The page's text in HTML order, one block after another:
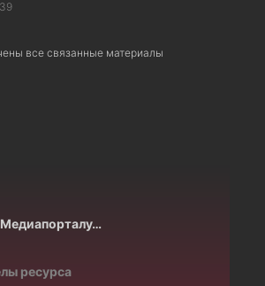
все связанные материалы
ресурса